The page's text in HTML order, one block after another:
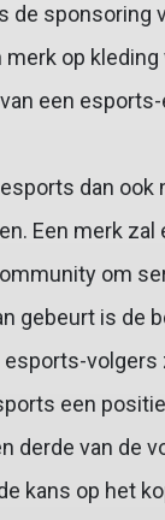
de sponsoring
merk op
een
dan ook
Een merk zal
om
gebeurt is de
esports-volgers
een
derde van de
kans op het